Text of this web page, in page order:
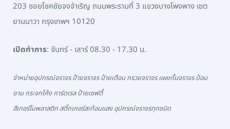
203 ซอยโชคชัยจงจำเริญ ถนนพระรามที่ 3 แขวงบางโพงพาง เขต
ยานนาวา กรุงเทพฯ 10120
เปิดทำการ: จันทร์ - เสาร์ 08.30 - 17.30 น.
จำหน่ายอุปกรณ์จราจร ป้ายจราจร ป้ายเตือน กรวยจราจร แผงกั้นจราจร ป้อม
ยาม กระจกโค้ง การ์ดเรล ป้ายเซฟตี้
สีเทอร์โมพลาสติก สติ๊กเกอร์สะท้อนแสง อุปกรณ์จราจรทุกชนิด